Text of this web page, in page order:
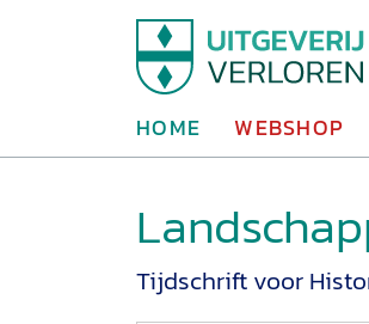
HOME WEBSHOP
Tijdschrift voor